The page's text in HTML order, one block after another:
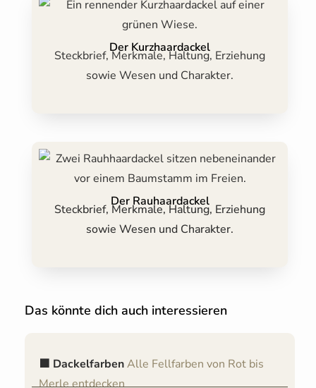
Der Kurzhaardackel
Steckbrief, Merkmale, Haltung, Erziehung
sowie Wesen und Charakter.
Der Rauhaardackel
Steckbrief, Merkmale, Haltung, Erziehung
sowie Wesen und Charakter.
Das könnte dich auch interessieren​
🟫 DackelfarbenAlle Fellfarben von Rot bis
Merle entdecken